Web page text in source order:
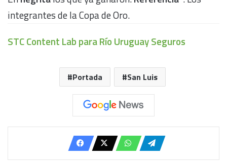
integrantes de la Copa de Oro.
STC Content Lab para Río Uruguay Seguros
Portada San Luis